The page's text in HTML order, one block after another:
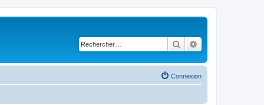
Rechercher
Connexion